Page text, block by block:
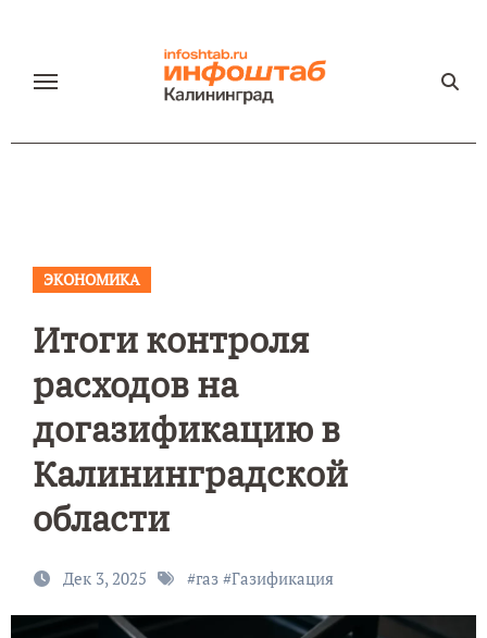
содержанию
ЭКОНОМИКА
Итоги контроля
расходов на
догазификацию в
Калининградской
области
Дек 3, 2025 #газ#Газификация